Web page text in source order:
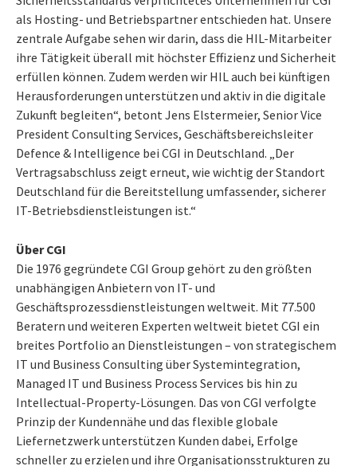
als Hosting- und Betriebspartner entschieden hat. Unsere
zentrale Aufgabe sehen wir darin, dass die HIL-Mitarbeiter
ihre Tätigkeit überall mit höchster Effizienz und Sicherheit
erfüllen können. Zudem werden wir HIL auch bei künftigen
Herausforderungen unterstützen und aktiv in die digitale
Zukunft begleiten“, betont Jens Elstermeier, Senior Vice
President Consulting Services, Geschäftsbereichsleiter
Defence & Intelligence bei CGI in Deutschland. „Der
Vertragsabschluss zeigt erneut, wie wichtig der Standort
Deutschland für die Bereitstellung umfassender, sicherer
IT-Betriebsdienstleistungen ist.“
Über CGI
Die 1976 gegründete CGI Group gehört zu den größten
unabhängigen Anbietern von IT- und
Geschäftsprozessdienstleistungen weltweit. Mit 77.500
Beratern und weiteren Experten weltweit bietet CGI ein
breites Portfolio an Dienstleistungen – von strategischem
IT und Business Consulting über Systemintegration,
Managed IT und Business Process Services bis hin zu
Intellectual-Property-Lösungen. Das von CGI verfolgte
Prinzip der Kundennähe und das flexible globale
Liefernetzwerk unterstützen Kunden dabei, Erfolge
schneller zu erzielen und ihre Organisationsstrukturen zu